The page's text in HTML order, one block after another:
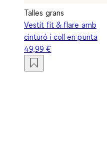
Talles grans
Vestit fit & flare amb
cinturó i coll en punta
49,99 €